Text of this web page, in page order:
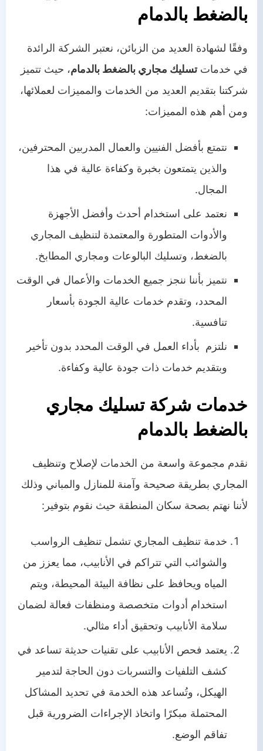
بالضغط بالدمام
وفقًا لشهادة العديد من الزبائن، نعتبر الشركة الرائدة
في خدماتتسليك مجاري بالضغط بالدمام، حيث تتميز
شركتنا بتقديم العديد من الخدمات والمميزات لعملائها،
ومن أهم هذه المميزات:
نتمتع بأفضل الفنيين والعمال المدربين المحترفين،
والذين يتمتعون بخبرة وكفاءة عالية في هذا
المجال.
نعتمد على استخدام أحدث وأفضل الأجهزة
والأدوات المتطورة والمعتمدة لتنظيف المجاري
بالضغط، وتسليك البالوعات ومجاري المطابخ.
نتميز بأننا ننجز جميع الخدمات والأعمال في الوقت
المحدد، وتقدم خدمات عالية الجودة بأسعار
تنافسية.
نلتزم بأداء العمل في الوقت المحدد بدون تأخير
وبتقديم خدمات ذات جودة عالية وكفاءة.
خدمات شركةتسليك مجاري
بالضغط بالدمام
نقدم مجموعة واسعة من الخدمات لإصلاح وتنظيف
المجاري بطريقة صحيحة وآمنة للمنازل والمباني وذلك
لأننا نهتم بصحة سكان المنطقة حيث نقوم بتوفير:
خدمة تنظيف المجاري تشمل تنظيف الرواسب
والشوائب التي تتراكم في الأنابيب، مما يعزز من
المياه ويحافظ على نظافة البيئة المحيطة، ويتم
استخدام أدوات متخصصة ومنظفات فعالة لضمان
سلامة الأنابيب وتحقيق أداء مثالي.
يعتمد فحص الأنابيب على تقنيات حديثة تساعد في
كشف التلفيات والتسربات دون الحاجة لتدمير
الهيكل، وتُساعد هذه الخدمة في تحديد المشاكل
المحتملة مبكرًا واتخاذ الإجراءات الضرورية قبل
تفاقم الوضع.